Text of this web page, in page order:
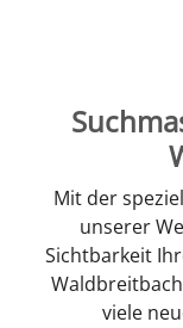
Mit der
unserer
Sichtbarkeit
viele